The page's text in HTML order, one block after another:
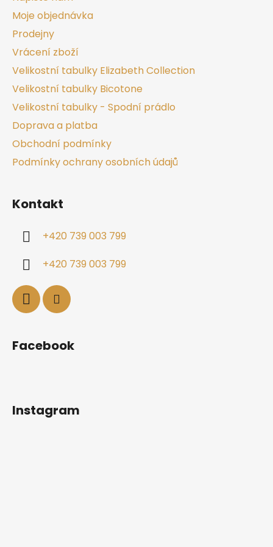
Moje objednávka
Prodejny
Vrácení zboží
Velikostní tabulky Elizabeth Collection
Velikostní tabulky Bicotone
Velikostní tabulky - Spodní prádlo
Doprava a platba
Obchodní podmínky
Podmínky ochrany osobních údajů
Kontakt
+420 739 003 799
+420 739 003 799
Facebook
Instagram